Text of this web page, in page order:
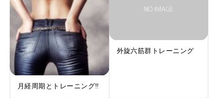
月経周期とトレーニング‼︎
外旋六筋群トレーニング